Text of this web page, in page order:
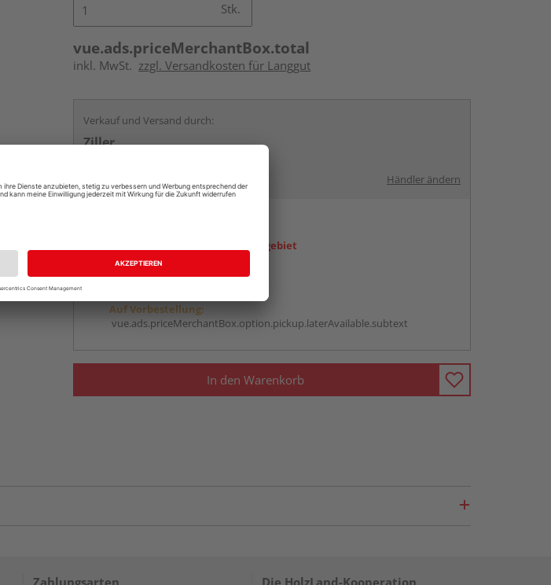
Stk.
vue.ads.priceMerchantBox.total
inkl. MwSt. zzgl. Versandkosten für Langgut
Verkauf und Versand durch:
Ziller
Händler ändern
Ihr Standort ist nicht im Liefergebiet
Auf Vorbestellung:
vue.ads.priceMerchantBox.option.pickup.laterAvailable.subtext
In den Warenkorb
Zahlungsarten Die HolzLand-Kooperation